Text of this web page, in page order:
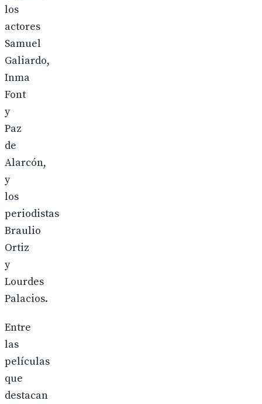
los
actores
Samuel
Galiardo,
Inma
Font
y
Paz
de
Alarcón,
y
los
periodistas
Braulio
Ortiz
y
Lourdes
Palacios.
Entre
las
películas
que
destacan